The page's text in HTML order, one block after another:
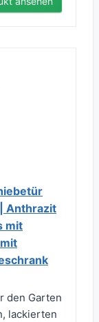
Anthrazit
mit
den Garten
lackierten